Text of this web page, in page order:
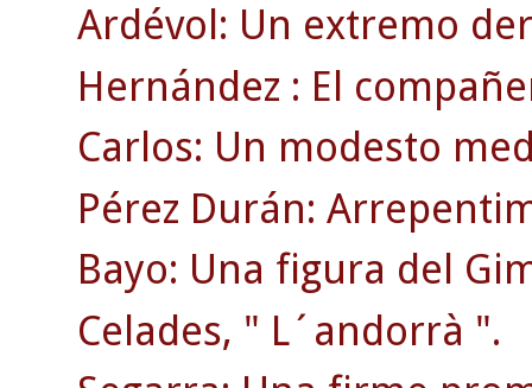
Ardévol: Un extremo
Hernández : El
Carlos: Un modesto
Pérez Durán:
Bayo: Una figura del
Celades, " L´andorrà ".